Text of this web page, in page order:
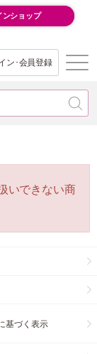
ンショップ
ン･会員登録
いできない商
基づく表示